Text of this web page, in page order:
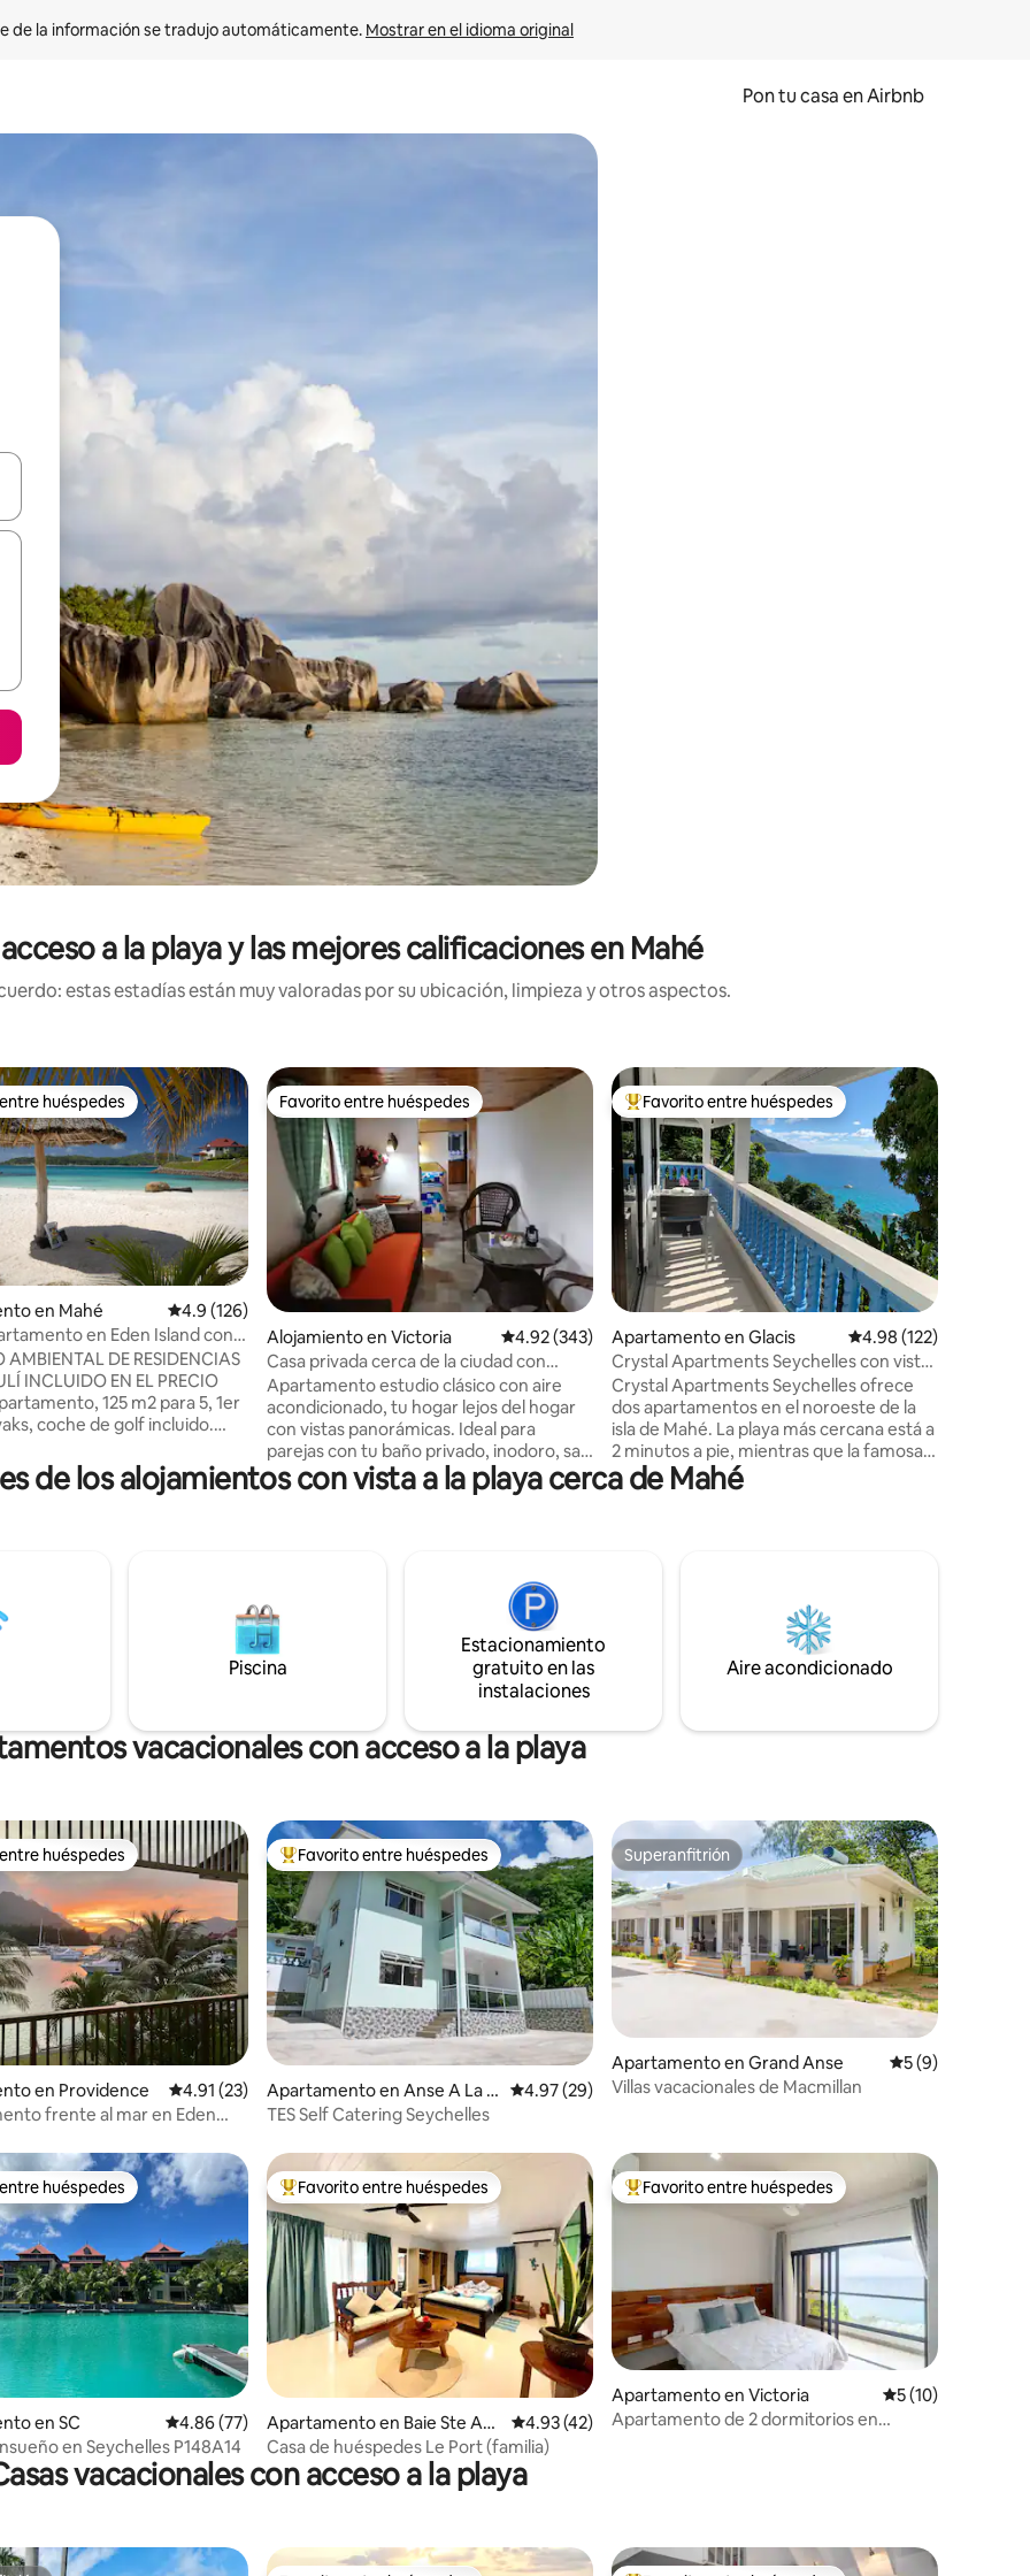
de la información se tradujo automáticamente. Mostrar en el idioma original
Pon tu casa en Airbnb
las teclas de flecha hacia arriba y hacia abajo o explora con el tacto o desliza el dedo.
a la playa y las mejores calificaciones en Mahé
estas estadías están muy valoradas por su ubicación, limpieza y otros aspectos.
de 5, 101 reseñas
huéspedes
huéspedes
en Mahé Calificación promedio: 4.9 de 5, 126 reseñas
4.9 (126)
en Eden Island con
y 2 kayaks
AMBIENTAL DE RESIDENCIAS
INCLUIDO EN EL PRECIO
125 m2 para 5, 1er
coche de golf incluido.
mejor ubicación (lejos del
Internet ilimitado, 60
8 restaurantes, bares,
centro médico, farmacia,
Favorito entre huéspedes
Favorito entre huéspedes
Alojamiento en Victoria Calificación promedio: 4.92 de 5, 343 reseñas
4.92 (343)
Casa privada cerca de la ciudad con
preciosas vistas
Apartamento estudio clásico con aire
acondicionado, tu hogar lejos del hogar
con vistas panorámicas. Ideal para
parejas con tu baño privado, inodoro, sala
de estar, cocina. Totalmente amueblado
con los utensilios de cocina necesarios
para que te prepares a tu gusto. A 5
minutos en auto de la ciudad, Victoria,
varias atracciones turísticas. A 15
minutos en auto de Beau-Vallon, una de
las playas más hermosas de las hermosas
Favorito entre huéspedes preferido
Favorito entre huéspedes
Apartamento en Glacis Calificación promedio:
4.98 (122)
Crystal Apartments Seychelles con vistas
al mar y planta superior
Crystal Apartments Seychelles ofrece
dos apartamentos en el noroeste de la
isla de Mahé. La playa más cercana está a
2 minutos a pie, mientras que la famosa
playa de Beau Vallon está a solo 5
minutos en coche. Los apartamentos
cocina totalmente equipada, balcón de 7
metros de largo con vistas al mar, aire
acondicionado, wifi gratuito de alta
velocidad, TV y aparcamiento de cortesía
de los alojamientos con vista a la playa cerca de Mahé
Piscina
Estacionamiento
gratuito en las
instalaciones
Aire acondicionado
vacacionales con acceso a la playa
5 de 5, 25 reseñas
huéspedes
huéspedes
en Providence Calificación promedio: 4.91 de 5, 23 reseñas
4.91 (23)
frente al mar en Eden
Favorito entre huéspedes preferido
Favorito entre huéspedes
Apartamento en Anse A La M
ouche
Calificación promedio: 4.97 de 5, 29 reseñas
4.97 (29)
TES Self Catering Seychelles
Superanfitrión
Superanfitrión
Apartamento en Grand Anse Calificación
5 (9)
Villas vacacionales de Macmillan
de 5, 85 reseñas
huéspedes
huéspedes
en SC Calificación promedio: 4.86 de 5, 77 reseñas
4.86 (77)
en Seychelles P148A14
Favorito entre huéspedes preferido
Favorito entre huéspedes
Apartamento en Baie Ste An
ne
Calificación promedio: 4.93 de 5, 42 reseñas
4.93 (42)
Casa de huéspedes Le Port (familia)
Favorito entre huéspedes preferido
Favorito entre huéspedes
Apartamento en Victoria Calificación
5 (10)
Apartamento de 2 dormitorios en
vacacionales con acceso a la playa